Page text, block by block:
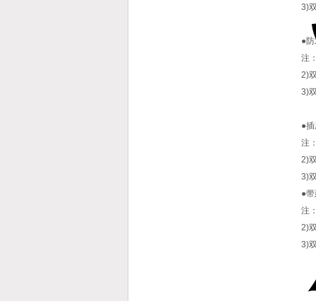
3)
●
注
2)
3)
●
注
2)
3)
●
注
2)
3)